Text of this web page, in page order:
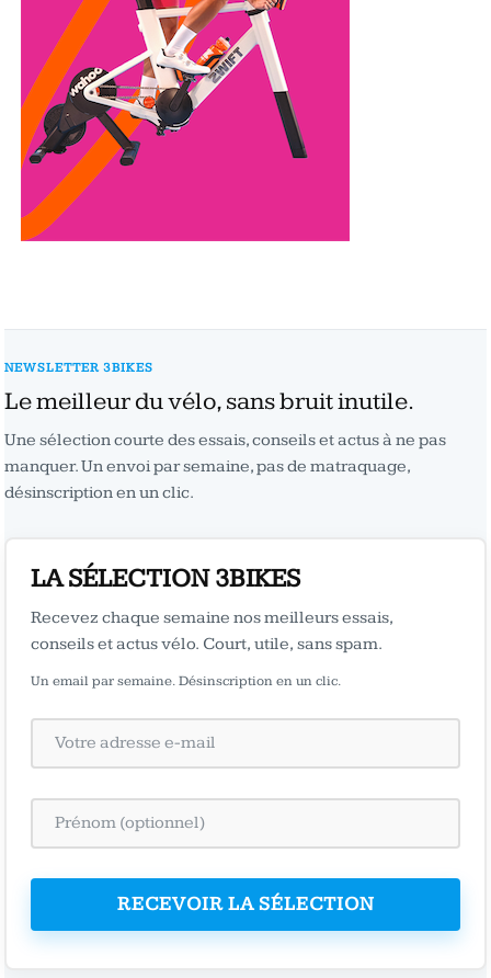
NEWSLETTER 3BIKES
Le meilleur du vélo, sans bruit inutile.
Une sélection courte des essais, conseils et actus à ne pas
manquer. Un envoi par semaine, pas de matraquage,
désinscription en un clic.
LA SÉLECTION 3BIKES
Recevez chaque semaine nos meilleurs essais,
conseils et actus vélo. Court, utile, sans spam.
Un email par semaine. Désinscription en un clic.
RECEVOIR LA SÉLECTION